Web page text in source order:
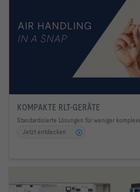
KOMPAKTE RLT-GERÄTE
Standardisierte Lösungen für weniger
Jetzt entdecken